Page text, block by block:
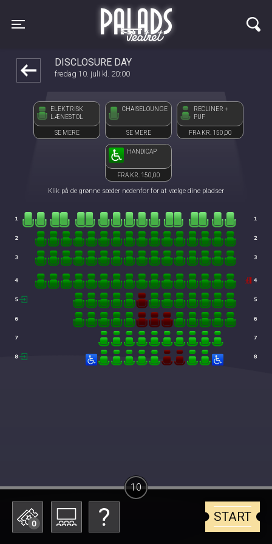
Toggle navigation
Palads Teatret
DISCLOSURE DAY
fredag 10. juli kl. 20:00
ELEKTRISK
LÆNESTOL
SE MERE
CHAISELOUNGE
SE MERE
RECLINER +
PUF
FRA KR. 150,00
HANDICAP
FRA KR. 150,00
Klik på de grønne sæder nedenfor for at vælge dine pladser
0 START
10
1step-front02 022615